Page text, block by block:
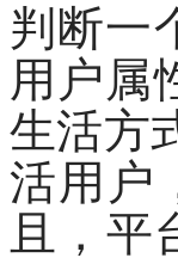
判断一
用户属
生活方
活用户
且，平